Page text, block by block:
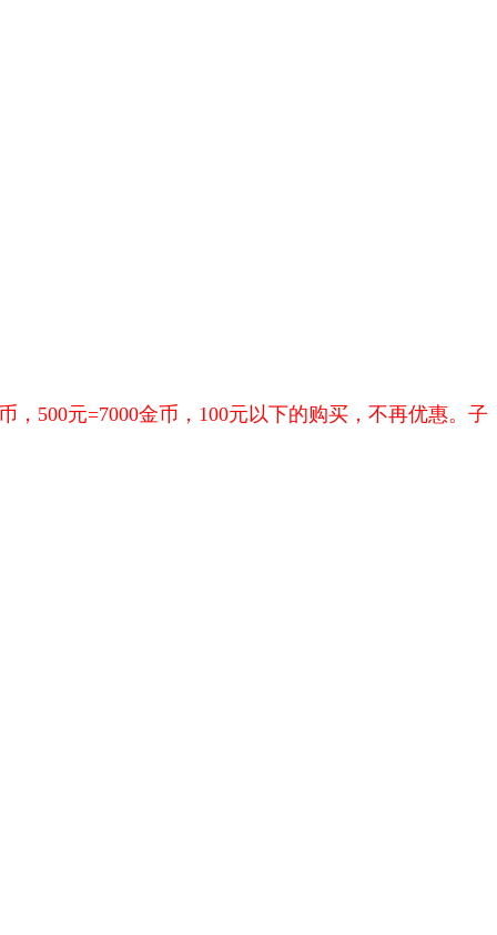
，500元=7000金币，100元以下的购买，不再优惠。子